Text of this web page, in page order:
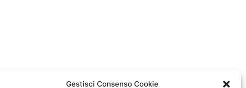
Gestisci Consenso Cookie